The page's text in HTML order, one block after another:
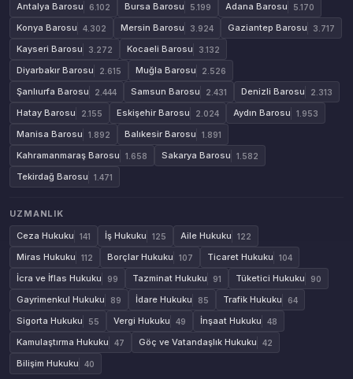
Antalya Barosu 6.102 Bursa Barosu 5.199 Adana Barosu 5.170
Konya Barosu 4.302 Mersin Barosu 3.924 Gaziantep Barosu 3.717
Kayseri Barosu 3.272 Kocaeli Barosu 3.132
Diyarbakır Barosu 2.615 Muğla Barosu 2.526
Şanlıurfa Barosu 2.444 Samsun Barosu 2.431 Denizli Barosu 2.313
Hatay Barosu 2.155 Eskişehir Barosu 2.024 Aydın Barosu 1.953
Manisa Barosu 1.892 Balıkesir Barosu 1.891
Kahramanmaraş Barosu 1.658 Sakarya Barosu 1.582
Tekirdağ Barosu 1.471
UZMANLIK
Ceza Hukuku
141 İş Hukuku 125 Aile Hukuku 122
Miras Hukuku 112 Borçlar Hukuku 107 Ticaret Hukuku 104
İcra ve İflas Hukuku 99 Tazminat Hukuku 91 Tüketici Hukuku 90
Gayrimenkul Hukuku 89 İdare Hukuku 85 Trafik Hukuku 64
Sigorta Hukuku 55 Vergi Hukuku 49 İnşaat Hukuku 48
Kamulaştırma Hukuku 47 Göç ve Vatandaşlık Hukuku 42
Bilişim Hukuku 40